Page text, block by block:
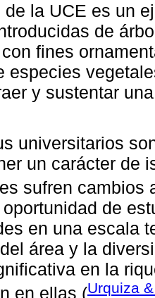
de la UCE es un
de
fines
especies
y sustentar
universitarios
un carácter de
sufren cambios
de
en una escala
área y la
en la
en ellas (Urquiza